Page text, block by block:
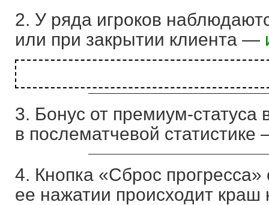
2. У ряда игроков
или при закрытии клиента —
3. Бонус от премиум-статуса
в послематчевой
4. Кнопка «Сброс
ее нажатии происходит